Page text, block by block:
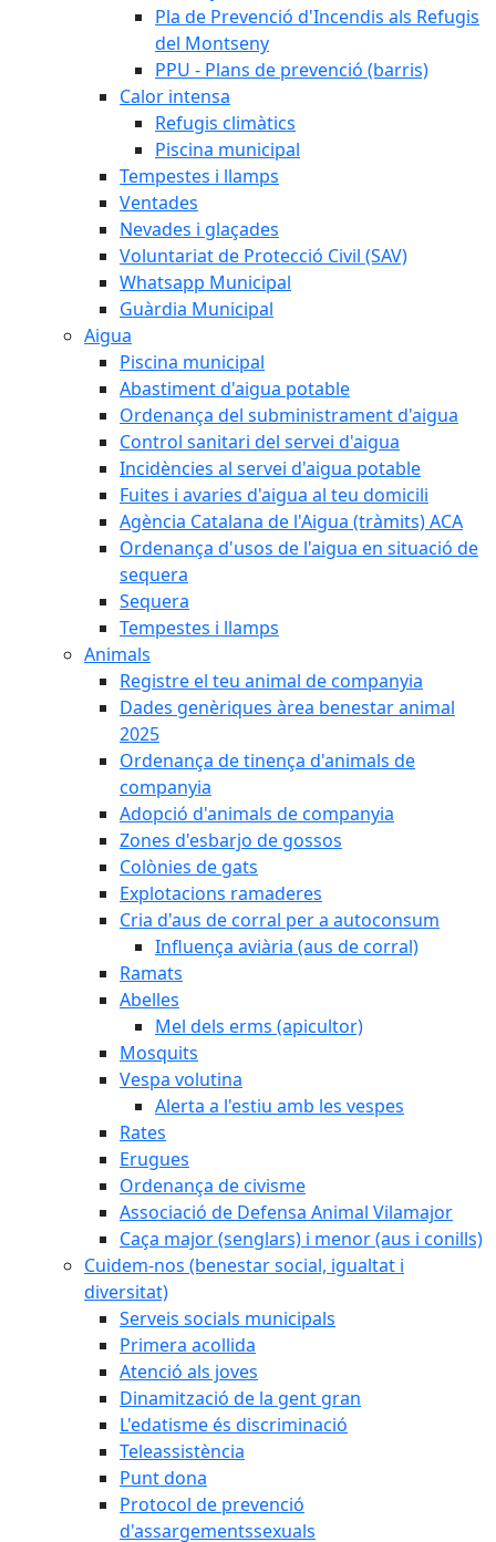
Pla de Prevenció d'Incendis als Refugis
del Montseny
PPU - Plans de prevenció (barris)
Calor intensa
Refugis climàtics
Piscina municipal
Tempestes i llamps
Ventades
Nevades i glaçades
Voluntariat de Protecció Civil (SAV)
Whatsapp Municipal
Guàrdia Municipal
Aigua
Piscina municipal
Abastiment d'aigua potable
Ordenança del subministrament d'aigua
Control sanitari del servei d'aigua
Incidències al servei d'aigua potable
Fuites i avaries d'aigua al teu domicili
Agència Catalana de l'Aigua (tràmits) ACA
Ordenança d'usos de l'aigua en situació de
sequera
Sequera
Tempestes i llamps
Animals
Registre el teu animal de companyia
Dades genèriques àrea benestar animal
2025
Ordenança de tinença d'animals de
companyia
Adopció d'animals de companyia
Zones d'esbarjo de gossos
Colònies de gats
Explotacions ramaderes
Cria d'aus de corral per a autoconsum
Influença aviària (aus de corral)
Ramats
Abelles
Mel dels erms (apicultor)
Mosquits
Vespa volutina
Alerta a l'estiu amb les vespes
Rates
Erugues
Ordenança de civisme
Associació de Defensa Animal Vilamajor
Caça major (senglars) i menor (aus i conills)
Cuidem-nos (benestar social, igualtat i
diversitat)
Serveis socials municipals
Primera acollida
Atenció als joves
Dinamització de la gent gran
L'edatisme és discriminació
Teleassistència
Punt dona
Protocol de prevenció
d'assargementssexuals